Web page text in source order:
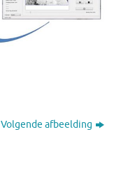
Volgende afbeelding